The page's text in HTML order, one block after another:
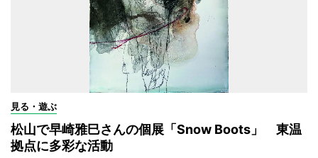
見る・遊ぶ
松山で早崎雅巳さんの個展「Snow Boots」 東温
拠点に多彩な活動